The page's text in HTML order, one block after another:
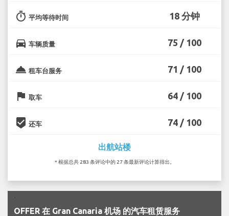
timer 平均等待时间 18 分钟
directions_car 车辆质量 75 / 100
room_service 租车台服务 71 / 100
flag 取车 64 / 100
beenhere 还车 74 / 100
出航站楼
* 根据总共 283 条评论中的 27 条最新评论计算得出。
OFFER 在 Gran Canaria 机场 的汽车租赁服务